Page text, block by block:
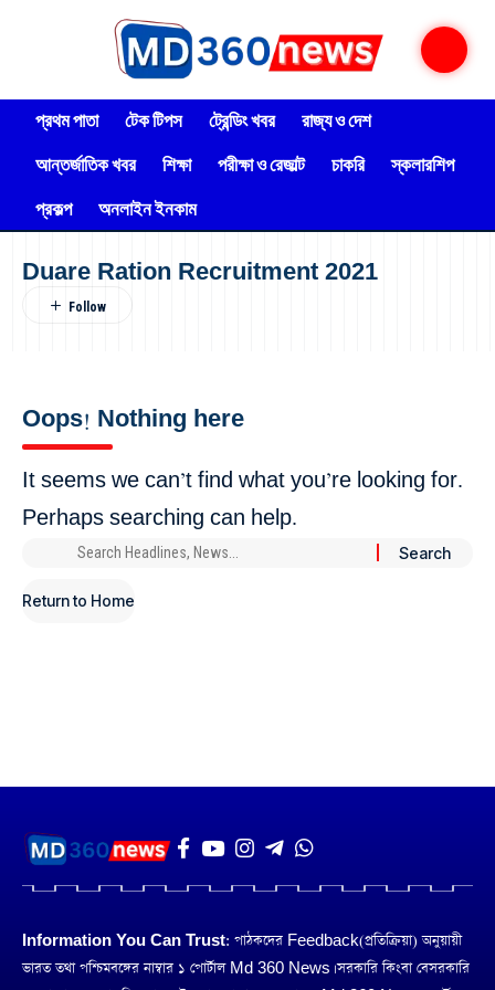
প্রথম পাতা টেক টিপস ট্রেন্ডিং খবর
রাজ্য ও দেশ
আন্তর্জাতিক খবর
শিক্ষা পরীক্ষা ও রেজাল্ট চাকরি
স্কলারশিপ
প্রকল্প
অনলাইন ইনকাম
Duare Ration Recruitment 2021
Oops! Nothing here
It seems we can’t find what you’re looking for.
Perhaps searching can help.
Return to Home
Information You Can Trust: পাঠকদের Feedback(প্রতিক্রিয়া) অনুয়ায়ী
ভারত তথা পশ্চিমবঙ্গের নাম্বার ১ পোর্টাল Md 360 News। সরকারি কিংবা বেসরকারি